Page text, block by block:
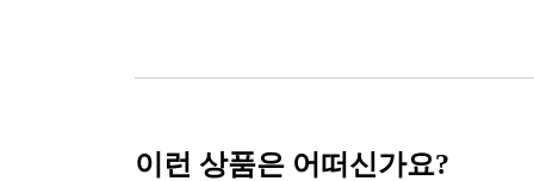
이런 상품은 어떠신가요?